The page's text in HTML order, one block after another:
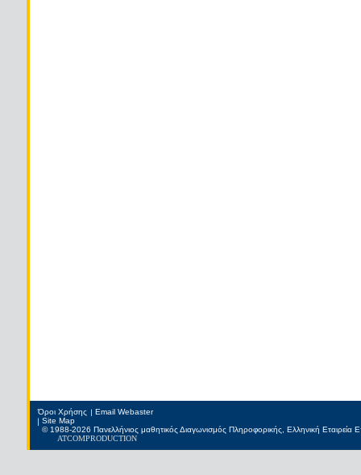
Όροι Χρήσης
Email Webaster
Site Map
© 1988-2026 Πανελλήνιος μαθητικός Διαγωνισμός Πληροφορικής, Ελληνική
ATCOMPRODUCTION